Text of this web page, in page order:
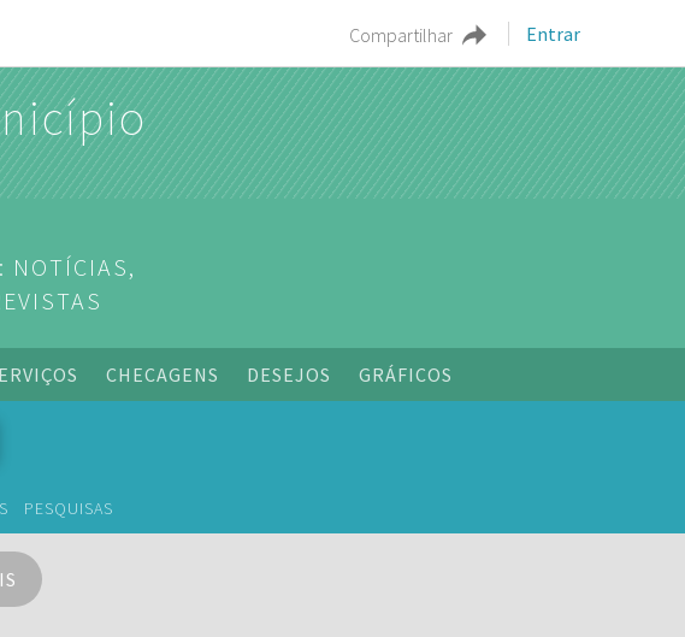
Compartilhar Entrar
NOTÍCIAS,
CHECAGENS DESEJOS GRÁFICOS
PESQUISAS